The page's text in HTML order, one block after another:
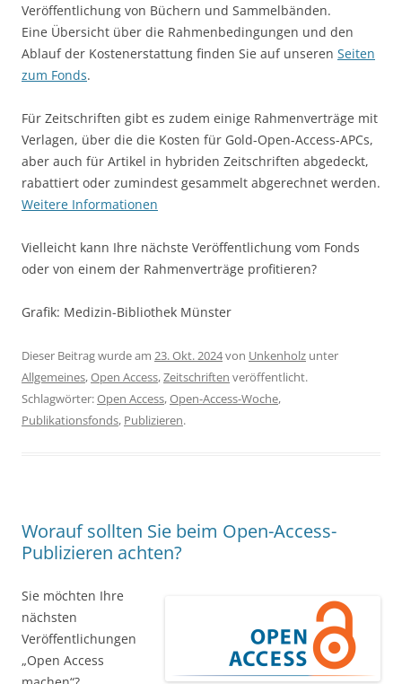
Veröffentlichung von Büchern und Sammelbänden.
Eine Übersicht über die Rahmenbedingungen und den
Ablauf der Kostenerstattung finden Sie auf unseren Seiten
zum Fonds.
Für Zeitschriften gibt es zudem einige Rahmenverträge mit
Verlagen, über die die Kosten für Gold-Open-Access-APCs,
aber auch für Artikel in hybriden Zeitschriften abgedeckt,
rabattiert oder zumindest gesammelt abgerechnet werden.
Weitere Informationen
Vielleicht kann Ihre nächste Veröffentlichung vom Fonds
oder von einem der Rahmenverträge profitieren?
Grafik: Medizin-Bibliothek Münster
Dieser Beitrag wurde am 23. Okt. 2024von Unkenholz unter
Allgemeines,Open Access,Zeitschriften veröffentlicht.
Schlagwörter:Open Access,Open-Access-Woche,
Publikationsfonds, Publizieren.
Worauf sollten Sie beim Open-Access-
Publizieren achten?
Sie möchten Ihre
nächsten
Veröffentlichungen
„Open Access